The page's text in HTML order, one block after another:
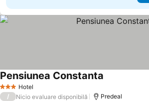
3 SteleHotel
Pensiunea Constanta
/ Nicio evaluare disponibilă Predeal